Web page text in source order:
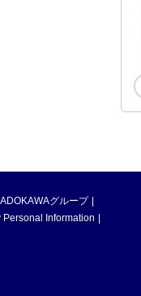
グループ
Information